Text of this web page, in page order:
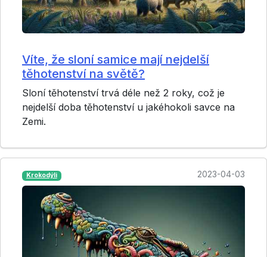
Víte, že sloní samice mají nejdelší
těhotenství na světě?
Sloní těhotenství trvá déle než 2 roky, což je
nejdelší doba těhotenství u jakéhokoli savce na
Zemi.
Krokodýli 2023-04-03